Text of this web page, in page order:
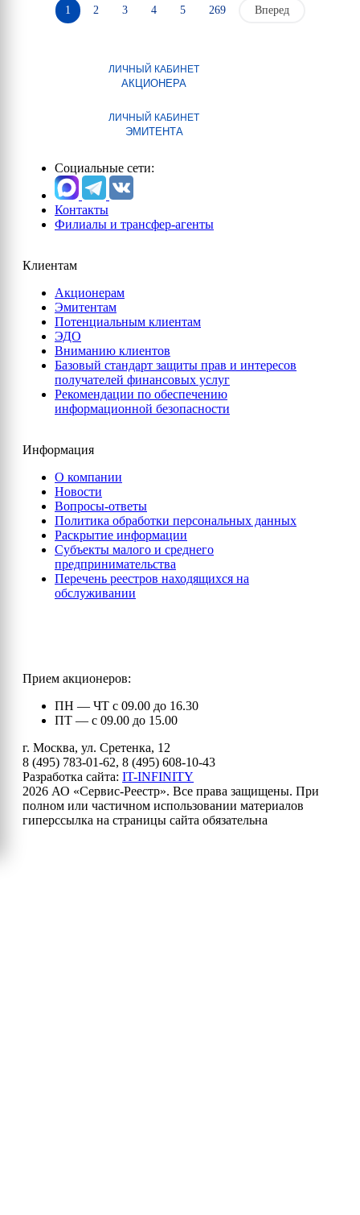
1 2 3 4 5 269 Вперед
ЛИЧНЫЙ КАБИНЕТ
АКЦИОНЕРА
ЛИЧНЫЙ КАБИНЕТ
ЭМИТЕНТА
Социальные сети:
Контакты
Филиалы и трансфер-агенты
Клиентам
Акционерам
Эмитентам
Потенциальным клиентам
ЭДО
Вниманию клиентов
Базовый стандарт защиты прав и интересов
получателей финансовых услуг
Рекомендации по обеспечению
информационной безопасности
Информация
О компании
Новости
Вопросы-ответы
Политика обработки персональных данных
Раскрытие информации
Субъекты малого и среднего
предпринимательства
Перечень реестров находящихся на
обслуживании
Прием акционеров:
ПН — ЧТ с 09.00 до 16.30
ПТ — с 09.00 до 15.00
г. Москва, ул. Сретенка, 12
8 (495) 783-01-62, 8 (495) 608-10-43
Разработка сайта: IT-INFINITY
2026 АО «Сервис-Реестр». Все права защищены. При
полном или частичном использовании материалов
гиперссылка на страницы сайта обязательна